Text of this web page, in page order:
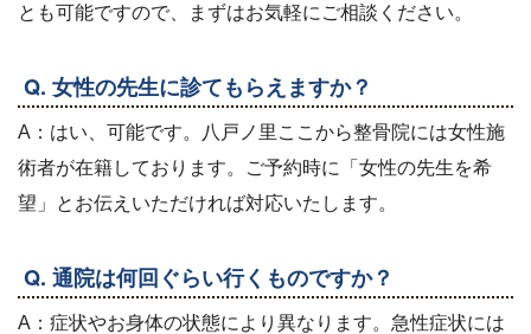
とも可能ですので、まずはお気軽にご相談ください。
Q. 女性の先生に診てもらえますか？
A：はい、可能です。八戸ノ里ここから整骨院には女性施
術者が在籍しております。ご予約時に「女性の先生を希
望」とお伝えいただければ対応いたします。
Q. 通院は何回ぐらい行くものですか？
A：症状やお身体の状態により異なります。急性症状には